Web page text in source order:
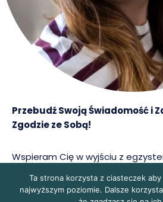
Przebudź Swoją Świadomość i
Zgodzie ze Sobą!
Wspieram Cię w wyjściu z
Ta strona korzysta z ciasteczek aby
najwyższym poziomie. Dalsze